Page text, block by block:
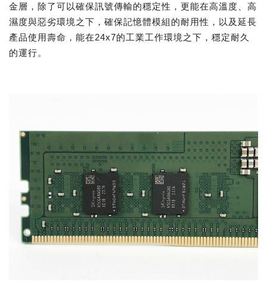
金層，除了可以確保訊號傳輸的穩定性，更能在高溫度、高
濕度與惡劣環境之下，確保記憶體模組的耐用性，以及延長
產品使用壽命，能在24x7的工業工作環境之下，穩定耐久
的運行。